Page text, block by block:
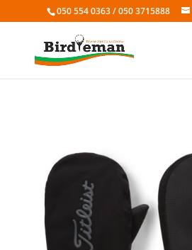
050 554 0363 / 050 3715888